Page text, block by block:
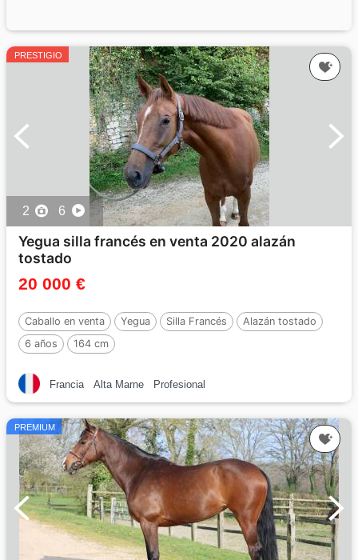
PRESTIGIO
2 6
Yegua silla francés en venta 2020 alazán
tostado
20 000 €
Caballo en venta Yegua Silla Francés
Alazán tostado
6 años
164 cm
Francia Alta Marne Profesional
PREMIUM